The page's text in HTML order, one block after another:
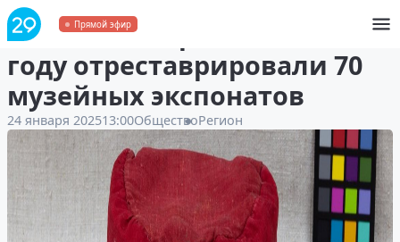
Прямой эфир
В «Малых Корелах» в 2024
году отреставрировали 70
музейных экспонатов
24 января 202513:00ОбществоРегион